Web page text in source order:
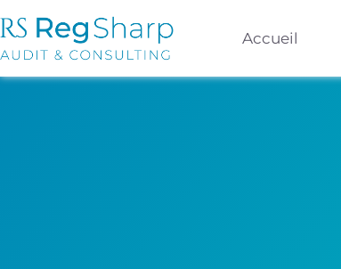
Accueil